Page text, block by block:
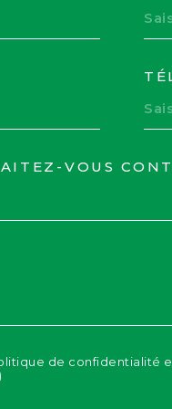
VOUS
de confidentialité